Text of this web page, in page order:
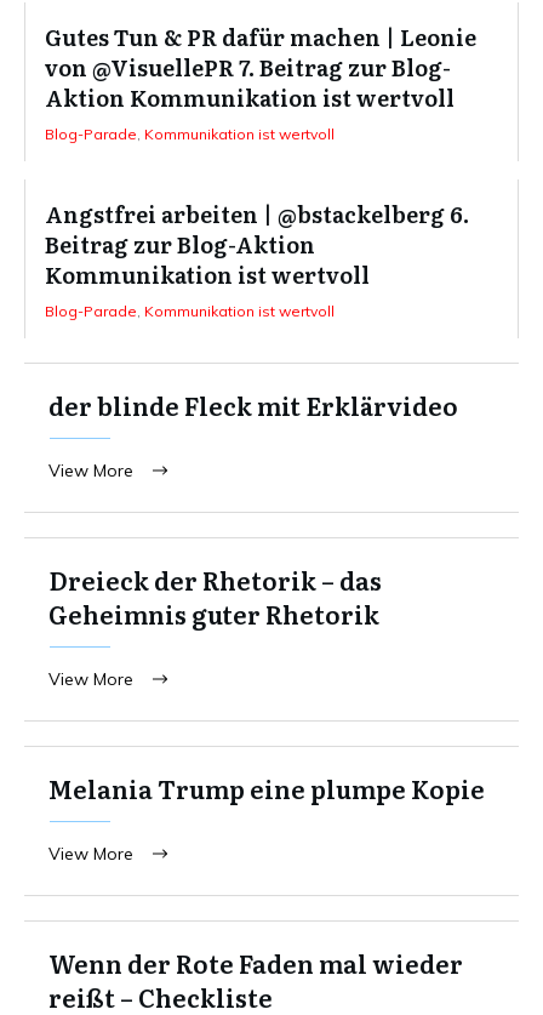
Gutes Tun & PR dafür machen | Leonie
von @VisuellePR 7. Beitrag zur Blog-
Aktion Kommunikation ist wertvoll
Blog-Parade Kommunikation ist wertvoll
Angstfrei arbeiten | @bstackelberg 6.
Beitrag zur Blog-Aktion
Kommunikation ist wertvoll
Blog-Parade Kommunikation ist wertvoll
der blinde Fleck mit Erklärvideo
View More
Dreieck der Rhetorik – das
Geheimnis guter Rhetorik
View More
Melania Trump eine plumpe Kopie
View More
Wenn der Rote Faden mal wieder
reißt – Checkliste